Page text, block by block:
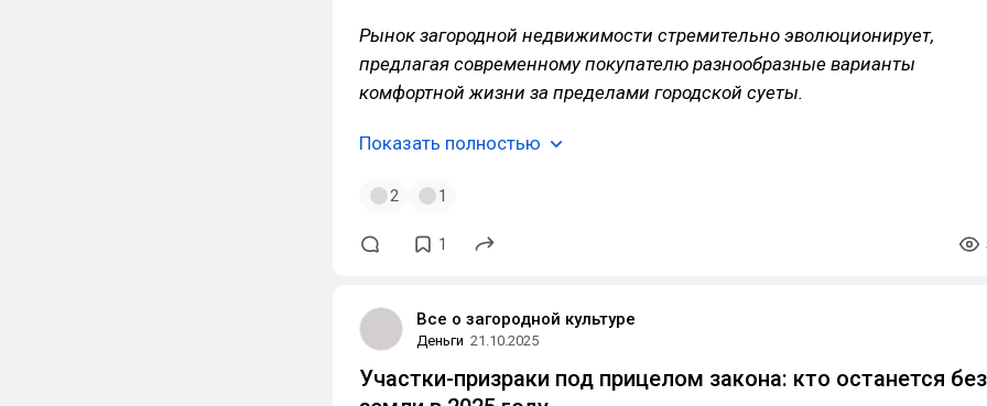
Рынок загородной недвижимости стремительно эволюционирует,
предлагая современному покупателю разнообразные варианты
комфортной жизни за пределами городской суеты.
Показать полностью
2 1
1
Все о загородной культуре
Деньги 21.10.2025
Участки-призраки под прицелом закона: кто останется без